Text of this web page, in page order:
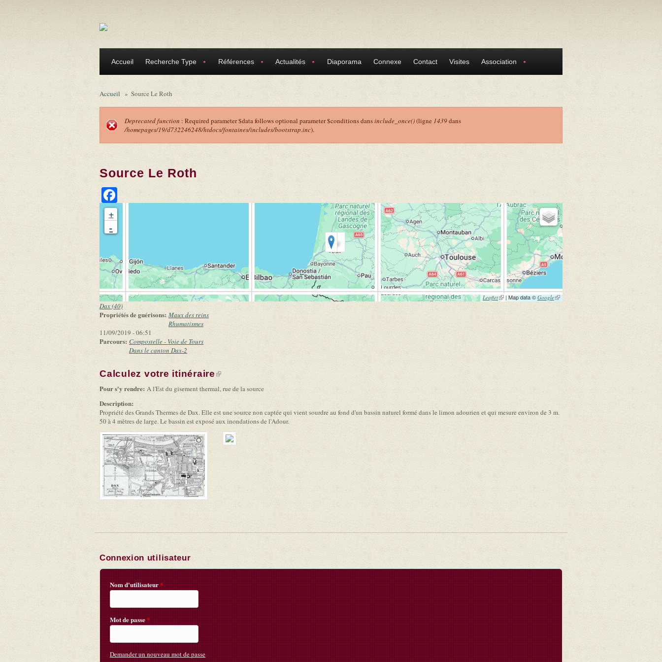
Accueil Recherche Type Références Actualités Diaporama Connexe Contact Visites Association
Accueil » Source Le Roth
Message d'erreur
Deprecated function : Required parameter $data follows optional parameter $conditions dansinclude_once()(ligne 1439dans
/homepages/19/d732246248/htdocs/fontaines/includes/bootstrap.inc).
Source Le Roth
+
-
Leaflet(link is external)
| Map data ©Google(link is
Dax (40)
Propriétés de guérisons: Maux des reins
Rhumatismes
11/09/2019 - 06:51
Parcours: Compostelle - Voie de Tours
Dans le canton Dax-2
Calculez votre itinéraire(link is external)
Pour s'y rendre: A l'Est du gisement thermal, rue de la source
Description:
Propriété des Grands Thermes de Dax. Elle est une source non captée qui vient sourdre au fond d'un bassin naturel formé dans le limon adourien et qui mesure environ de 3 m.
50 à 4 mètres de large. Le bassin est exposé aux inondations de l'Adour.
Connexion utilisateur
Nom d'utilisateur*
Mot de passe*
Demander un nouveau mot de passe